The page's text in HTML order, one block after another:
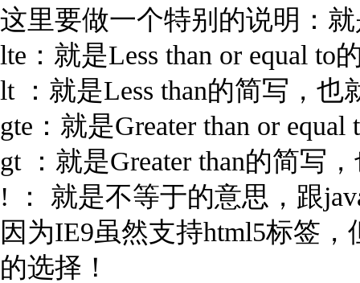
这里要做一个特别的说明：
lte：就是Less than or equal
lt ：就是Less than的简写，也
gte：就是Greater than or
gt ：就是Greater than的简写
! ： 就是不等于的意思，跟
因为IE9虽然支持html5标签
的选择！